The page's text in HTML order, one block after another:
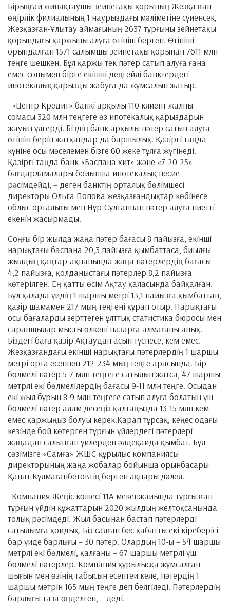
Бірыңғай жинақтаушы зейнетақы қорының Жезқазған
өңірлік филиалының 1 наурыздағы мәліметіне сүйенсек,
Жезқазған-Ұлытау аймағының 2637 тұрғыны зейнетақы
қорындағы қаржыны алуға өтініш берген. Өтініші
орындалған 1571 салымшы зейнетақы қорынан 7611 млн
теңге шешкен. Бұл қаржы тек пәтер сатып алуға ғана
емес сонымен бірге екінші деңгейлі банктердегі
ипотекалық қарызды жабуға да жұмсалып жатыр.
–«Центр Кредит» банкі арқылы 110 клиент жалпы
сомасы 320 млн теңгеге өз ипотекалық қарыздарын
жауып үлгерді. Біздің банк арқылы пәтер сатып алуға
өтініш беріп жатқандар да баршылық. Қазіргі таңда
күніне осы мәселемен бізге 60 жеке тұлға жүгінеді.
Қазіргі таңда банк «Баспана хит» және «7-20-25»
бағдарламалары бойынша ипотекалық несие
рәсімдейді, – деген банктің орталық бөлімшесі
директоры Ольга Попова жезқазғандықтар көбінесе
облыс орталығы мен Нұр-Сұлтаннан пәтер алуға ниетті
екенін жасырмады.
Соңғы бір жылда жаңа пәтер бағасы 8 пайызға, екінші
нарықтағы баспана 20,3 пайызға қымбаттаса, биылғы
жылдың қаңтар-ақпанында жаңа пәтерлердің бағасы
4,2 пайызға, қолданыстағы пәтерлер 8,2 пайызға
көтерілген. Ең қатты өсім Ақтау қаласында байқалған.
Бұл қалада үйдің 1 шаршы метрі 13,1 пайызға қымбаттап,
қазір шамамен 217 мың теңгені құрап отыр. Нарықтағы
осы бағаларды зерттеген ұлттық статистика бюросы мен
сарапшылар мысты өлкені назарға алмағаны анық.
Біздегі баға қазір Ақтаудан асып түспесе, кем емес.
Жезқазғандағы екінші нарықтағы пәтерлердің 1 шаршы
метрі орта есеппен 212-234 мың теңге арасында. Бір
бөлмелі пәтер 5-7 млн теңгеге сатылып жатса, 47 шаршы
метрлі екі бөлмелілердің бағасы 9-11 млн теңге. Осыдан
екі жыл бұрын 8-9 млн теңгеге сатып алуға болатын үш
бөлмелі пәтер алам десеңіз қалтаңызда 13-15 млн кем
емес қаржыңыз болуы керек.Қарап тұрсақ, кеңес одағы
кезінде бой көтерген тұрғын үйлердегі пәтерлері
жаңадан салынған үйлерден әлдеқайда қымбат. Бұл
сөзімізге «Самға» ЖШС құрылыс компаниясы
директорының жаңа жобалар бойынша орынбасары
Қанат Күлмағанбетовтің берген ақпары дәлел.
–Компания Жеңіс көшесі 11А мекенжайында тұрғызған
тұрғын үйдін құжаттарын 2020 жылдың желтоқсанында
толық рәсімдеді. Жыл басынан бастап пәтерлерді
сатылымға қойдық. Біз салған бес қабатты екі кіреберісі
бар үйде барлығы – 30 пәтер. Олардың 10-ы – 54 шаршы
метрлі екі бөлмелі, қалғаны – 67 шаршы метрлі үш
бөлмелі пәтерлер. Компания құрылысқа жұмсалған
шығын мен өзінің табысын есептей келе, пәтердің 1
шаршы метрін 165 мың теңге деп белгіледі. Пәтерлердің
барлығы таза өңделген, – деді.